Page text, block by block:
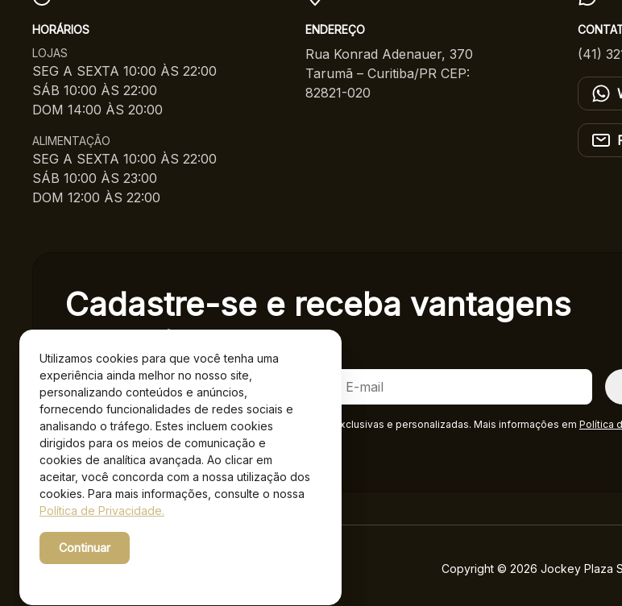
Utilizamos cookies para que você tenha uma
experiência ainda melhor no nosso site,
personalizando conteúdos e anúncios,
fornecendo funcionalidades de redes sociais e
analisando o tráfego. Estes incluem cookies
dirigidos para os meios de comunicação e
cookies de analítica avançada. Ao clicar em
aceitar, você concorda com a nossa utilização dos
cookies. Para mais informações, consulte o nossa
Política de Privacidade.
Continuar
HORÁRIOS
LOJAS
SEG A SEXTA 10:00 ÀS 22:00
SÁB 10:00 ÀS 22:00
DOM 14:00 ÀS 20:00
ALIMENTAÇÃO
SEG A SEXTA 10:00 ÀS 22:00
SÁB 10:00 ÀS 23:00
DOM 12:00 ÀS 22:00
ENDEREÇO
Rua Konrad Adenauer, 370
Tarumã – Curitiba/PR CEP:
82821-020
(41)
Cadastre-se e receba vantagens
exclusivas.
Ao se cadastrar você confirma em receber informações exclusivas e personalizadas. Mais informações em Política
Privacidade.*
Copyright © 2026 Jockey Plaza